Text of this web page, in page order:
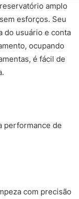
amplo
esforços. Seu
do usuário e conta
ocupando
é fácil de
performance de
com precisão